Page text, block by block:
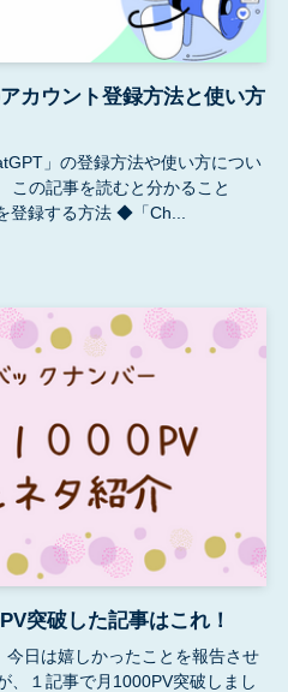
カウント登録方法と使い方
」の登録方法や使い方につい
この記事を読むと分かること
録する方法 ◆「Ch...
突破した記事はこれ！
日は嬉しかったことを報告させ
、１記事で月1000PV突破しまし